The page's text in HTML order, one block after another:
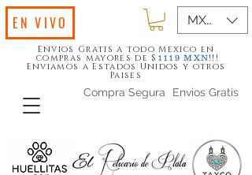
Envios Gratis
Compra Segura
Envios Gratis a todo Mexico en
compras mayores de $ 1119 MXN!!!
Enviamos a Estados Unidos y otros
Paises
MXN ($)
EN VIVO